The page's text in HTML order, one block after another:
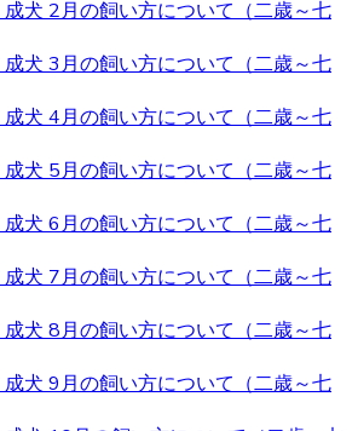
。
松原駅の近くに見学スペースがござ
は駅まで送迎させていただきます。
いい子犬たちが皆様をお待ちしてい
ただいて見学していただくことはで
際にはあらかじめご予約をとってい
願いいたします。ご検討の際にはお
ださい。
物覚えが早くしつけやすいと言われ
頑固さを持ちあわせるので、しっか
ださい。 飼い主がリーダーだという
犬 2月の飼い方について（二歳～七
犬 3月の飼い方について（二歳～七
犬 4月の飼い方について（二歳～七
犬 5月の飼い方について（二歳～七
犬 6月の飼い方について（二歳～七
犬 7月の飼い方について（二歳～七
犬 8月の飼い方について（二歳～七
犬 9月の飼い方について（二歳～七